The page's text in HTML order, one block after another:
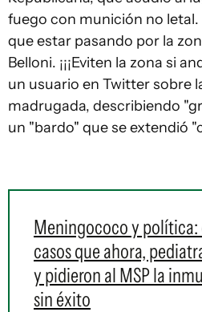
fuego con munición no
que estar pasando por la
Belloni. ¡¡¡Eviten la zona si
un usuario en Twitter sobre
madrugada, describiendo
un "bardo" que se extendió
Meningococo y política:
casos que ahora,
y pidieron al MSP la
sin éxito